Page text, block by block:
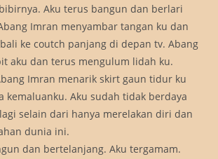
Aku terus bangun dan berlari
Imran menyambar tangan ku dan
ke coutch panjang di depan tv. Abang
aku dan terus mengulum lidah ku.
Imran menarik skirt gaun tidur ku
kemaluanku. Aku sudah tidak berdaya
selain dari hanya merelakan diri dan
dunia ini.
dan bertelanjang. Aku tergamam.